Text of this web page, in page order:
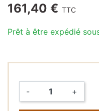
161,40 € TTC
Prêt à être expédié
- +